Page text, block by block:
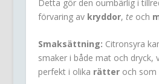
Detta gör den oumbärlig i
förvaring av kryddor, teoch
Smaksättning: Citronsyra
smaker i både mat och dryck,
perfekt i olika rätteroch som